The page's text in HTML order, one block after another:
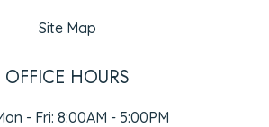
Site Map
OFFICE HOURS
- Fri: 8:00AM - 5:00PM